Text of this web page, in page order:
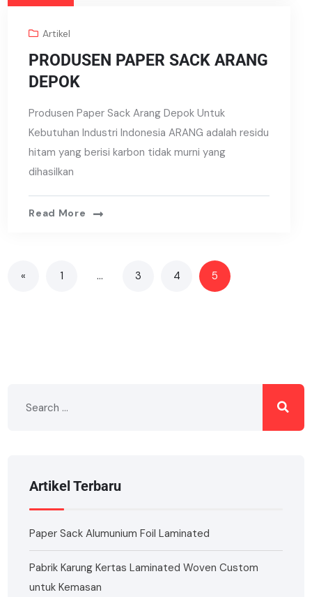
Artikel
PRODUSEN PAPER SACK ARANG
DEPOK
Produsen Paper Sack Arang Depok Untuk
Kebutuhan Industri Indonesia ARANG adalah residu
hitam yang berisi karbon tidak murni yang
dihasilkan
Read More
« 1 … 3 4 5
Artikel Terbaru
Paper Sack Alumunium Foil Laminated
Pabrik Karung Kertas Laminated Woven Custom
untuk Kemasan